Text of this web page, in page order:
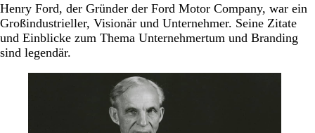
Henry Ford, der Gründer der Ford Motor Company, war ein
Großindustrieller, Visionär und Unternehmer. Seine Zitate
und Einblicke zum Thema Unternehmertum und Branding
sind legendär.
Die besten Zitate zum Thema Branding: Nach dem
Lesen ist vor dem Tun!